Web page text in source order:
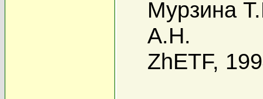
Мурзина
А.Н.
ZhETF,